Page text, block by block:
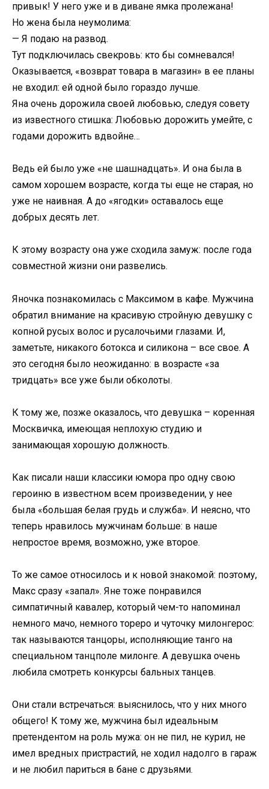
привык! У него уже и в диване ямка пролежана!
Но жена была неумолима:
— Я подаю на развод.
Тут подключилась свекровь: кто бы сомневался!
Оказывается, «возврат товара в магазин» в ее планы
не входил: ей одной было гораздо лучше.
Яна очень дорожила своей любовью, следуя совету
из известного стишка: Любовью дорожить умейте, с
годами дорожить вдвойне…
Ведь ей было уже «не шашнадцать». И она была в
самом хорошем возрасте, когда ты еще не старая, но
уже не наивная. А до «ягодки» оставалось еще
добрых десять лет.
К этому возрасту она уже сходила замуж: после года
совместной жизни они развелись.
Яночка познакомилась с Максимом в кафе. Мужчина
обратил внимание на красивую стройную девушку с
копной русых волос и русалочьими глазами. И,
заметьте, никакого ботокса и силикона – все свое. А
это сегодня было неожиданно: в возрасте «за
тридцать» все уже были обколоты.
К тому же, позже оказалось, что девушка – коренная
Москвичка, имеющая неплохую студию и
занимающая хорошую должность.
Как писали наши классики юмора про одну свою
героиню в известном всем произведении, у нее
была «большая белая грудь и служба». И неясно, что
теперь нравилось мужчинам больше: в наше
непростое время, возможно, уже второе.
То же самое относилось и к новой знакомой: поэтому,
Макс сразу «запал». Яне тоже понравился
симпатичный кавалер, который чем-то напоминал
немного мачо, немного тореро и чуточку милонгерос:
так называются танцоры, исполняющие танго на
специальном танцполе милонге. А девушка очень
любила смотреть конкурсы бальных танцев.
Они стали встречаться: выяснилось, что у них много
общего! К тому же, мужчина был идеальным
претендентом на роль мужа: он не пил, не курил, не
имел вредных пристрастий, не ходил надолго в гараж
и не любил париться в бане с друзьями.